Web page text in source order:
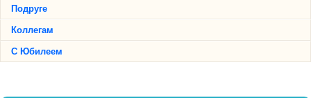
Подруге
Коллегам
С Юбилеем